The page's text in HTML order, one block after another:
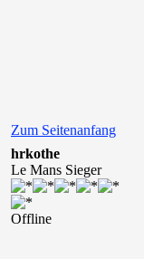
Zum Seitenanfang
hrkothe
Le Mans Sieger
Offline